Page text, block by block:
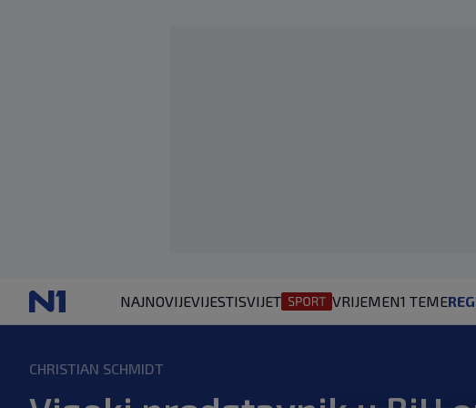
NAJNOVIJEVIJESTISVIJET VRIJEMEN1 TEME
CHRISTIAN SCHMIDT